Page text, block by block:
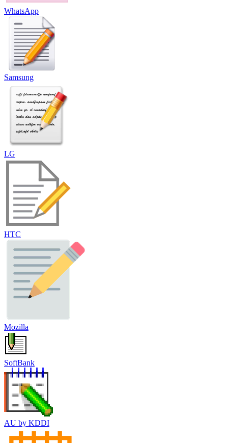
WhatsApp
Samsung
LG
HTC
Mozilla
SoftBank
AU by KDDI